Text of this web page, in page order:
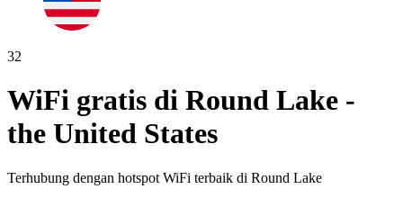
32
WiFi gratis di Round Lake -
the United States
Terhubung dengan hotspot WiFi terbaik di Round Lake